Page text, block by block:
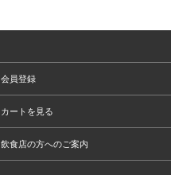
会員登録
カートを見る
飲食店の方へのご案内